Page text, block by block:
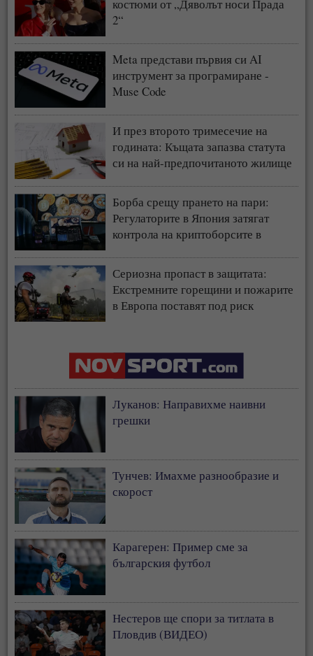
костюми от „Дяволът носи Прада
2“
Meta представи първия си AI
инструмент за програмиране -
Muse Code
И през второто тримесечие на
годината: Къщата запазва статута
си на най-предпочитаното жилище
Борба срещу прането на пари:
Регулаторите в Япония затягат
контрола на криптоборсите в
Сериозна пропаст в защитата:
Екстремните горещини и пожарите
в Европа поставят под риск
Луканов: Направихме наивни
грешки
Тунчев: Имахме разнообразие и
скорост
Карагерен: Пример сме за
българския футбол
Нестеров ще спори за титлата в
Пловдив (ВИДЕО)